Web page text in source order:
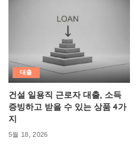
대출
건설 일용직 근로자 대출, 소득
증빙하고 받을 수 있는 상품 4가
지
5월 18, 2026